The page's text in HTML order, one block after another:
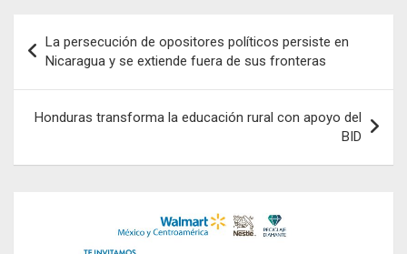
de
entradas
La persecución de opositores políticos persiste en
Nicaragua y se extiende fuera de sus fronteras
Honduras transforma la educación rural con apoyo del
BID